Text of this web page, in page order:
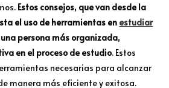
Estos consejos, que van desde la
el uso de herramientas en estudiar
persona más organizada,
en el proceso de estudio. Estos
necesarias para alcanzar
manera más eficiente y exitosa.